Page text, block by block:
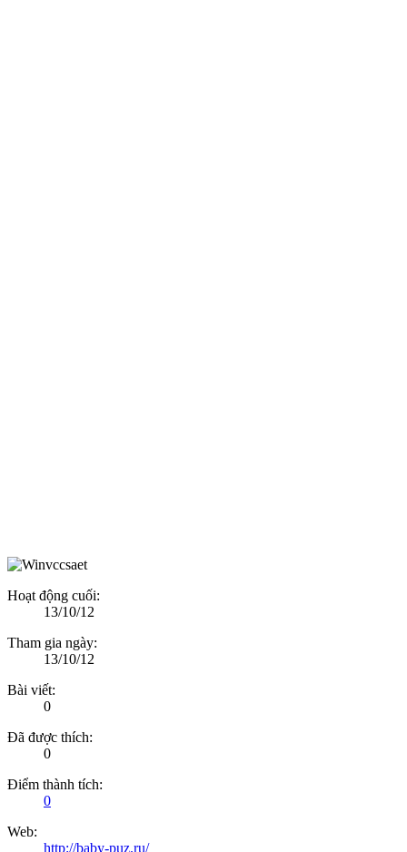
Hoạt động cuối:
13/10/12
Tham gia ngày:
13/10/12
Bài viết:
0
Đã được thích:
0
Điểm thành tích:
0
Web:
http://baby-puz.ru/